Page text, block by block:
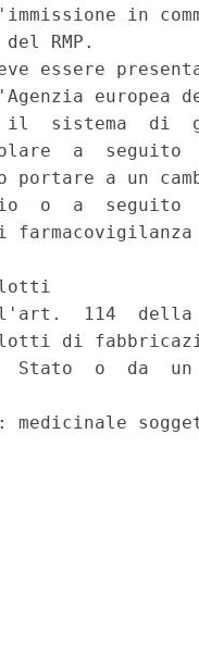
in
RMP.
essere
europea
sistema  di
a  seguito
portare a un
o  a  seguito
lotti
114
di
o  da  un
medicinale